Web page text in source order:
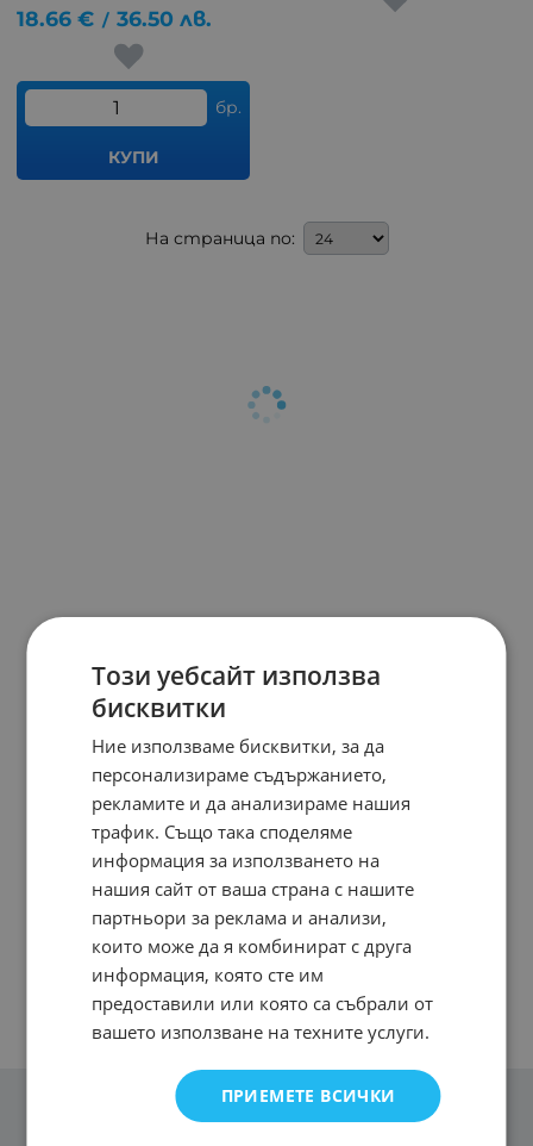
18.66 € / 36.50 лв.
бр.
КУПИ
На страница по:
Този уебсайт използва
бисквитки
Ние използваме бисквитки, за да
персонализираме съдържанието,
рекламите и да анализираме нашия
трафик. Също така споделяме
информация за използването на
нашия сайт от ваша страна с нашите
партньори за реклама и анализи,
които може да я комбинират с друга
информация, която сте им
предоставили или която са събрали от
вашето използване на техните услуги.
ПРИЕМЕТЕ ВСИЧКИ